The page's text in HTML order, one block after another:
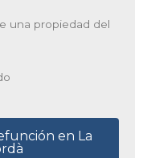
una propiedad del
en La